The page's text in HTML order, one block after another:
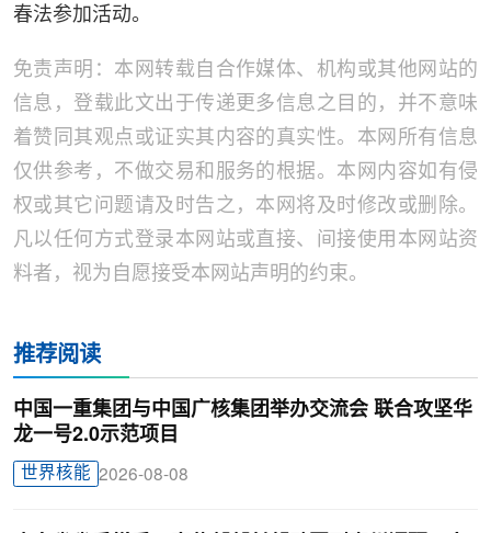
春法参加活动。
免责声明：本网转载自合作媒体、机构或其他网站的
信息，登载此文出于传递更多信息之目的，并不意味
着赞同其观点或证实其内容的真实性。本网所有信息
仅供参考，不做交易和服务的根据。本网内容如有侵
权或其它问题请及时告之，本网将及时修改或删除。
凡以任何方式登录本网站或直接、间接使用本网站资
料者，视为自愿接受本网站声明的约束。
推荐阅读
中国一重集团与中国广核集团举办交流会 联合攻坚华
龙一号2.0示范项目
世界核能 2026-08-08